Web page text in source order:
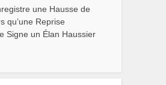
une Hausse de
qu’une Reprise
Signe un Élan Haussier